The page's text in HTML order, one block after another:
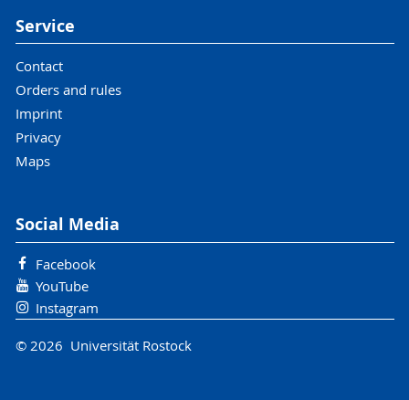
Service
Contact
Orders and rules
Imprint
Privacy
Maps
Social Media
Facebook
YouTube
Instagram
© 2026 Universität Rostock